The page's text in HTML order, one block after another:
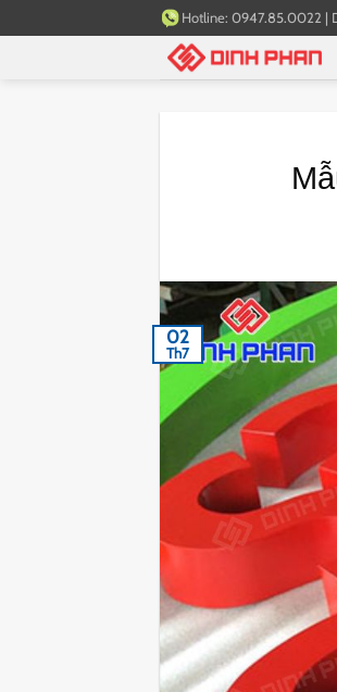
qua
Hotline: 0947.85.0022 |
02
Th7